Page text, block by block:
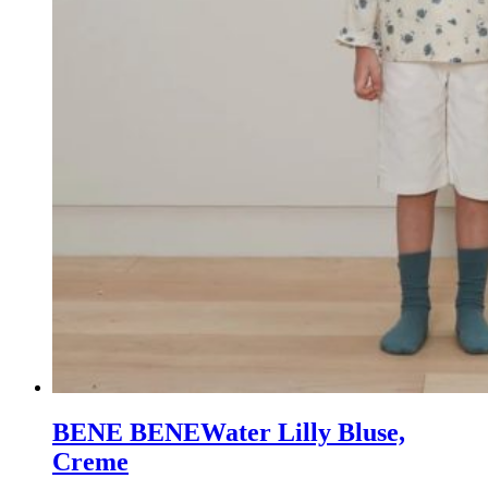
BENE BENEWater Lilly Bluse,
Creme